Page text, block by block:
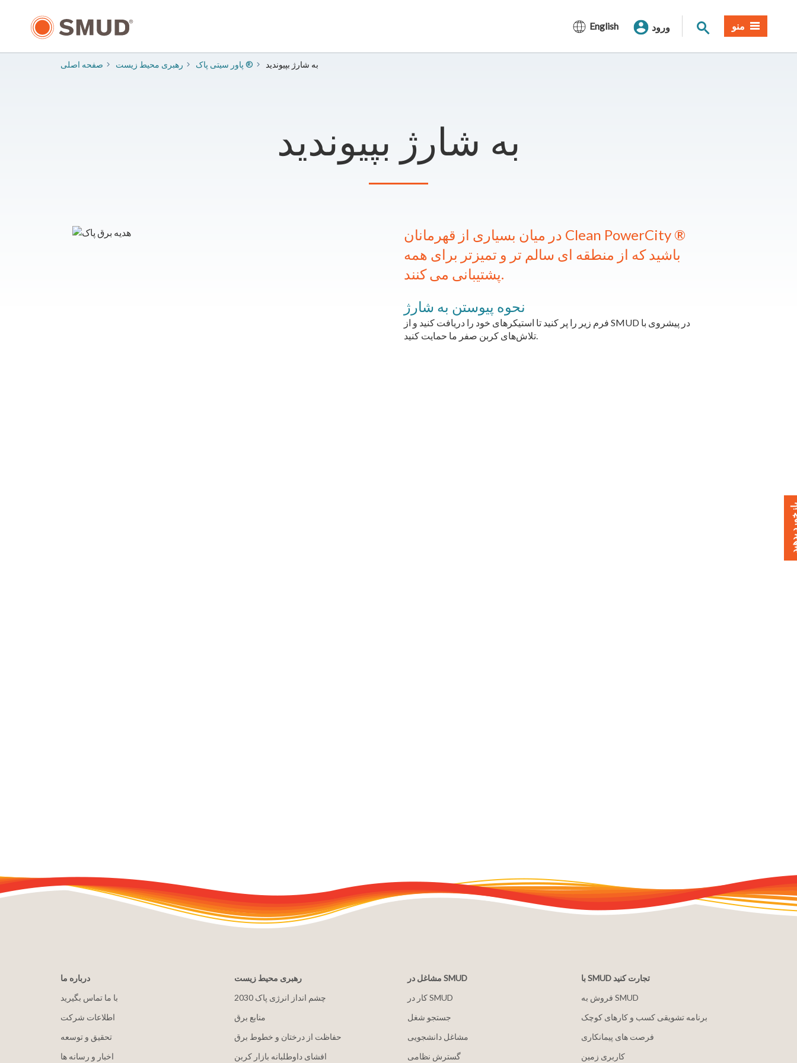
English ورود جستجوی سایت
منو
صفحه اصلی ​رهبری محیط زیست پاور سیتی پاک ® به شارژ بپیوندید
به شارژ بپیوندید
در میان بسیاری از قهرمانان Clean PowerCity ®
باشید که از منطقه ای سالم تر و تمیزتر برای همه
پشتیبانی می کنند.
نحوه پیوستن به شارژ
فرم زیر را پر کنید تا استیکرهای خود را دریافت کنید و از SMUD در پیشروی با
تلاش‌های کربن صفر ما حمایت کنید.
درباره ما
با ما تماس بگیرید
اطلاعات شرکت
تحقیق و توسعه
اخبار و رسانه ها
رهبری محیط زیست
2030 چشم انداز انرژی پاک
منابع برق
حفاظت از درختان و خطوط برق
افشای داوطلبانه بازار کربن
مشاغل در SMUD
کار در SMUD
جستجو شغل
مشاغل دانشجویی
گسترش نظامی
با SMUD تجارت کنید
فروش به SMUD
برنامه تشویقی کسب و کارهای کوچک
فرصت های پیمانکاری
کاربری زمین